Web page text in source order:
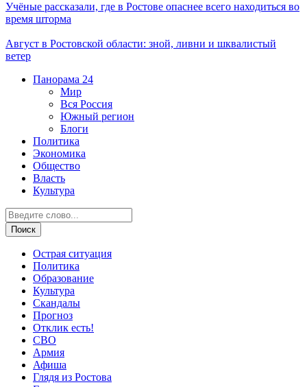
Учёные рассказали, где в Ростове опаснее всего находиться во
время шторма
Август в Ростовской области: зной, ливни и шквалистый
ветер
Панорама 24
Мир
Вся Россия
Южный регион
Блоги
Политика
Экономика
Общество
Власть
Культура
Острая ситуация
Политика
Образование
Культура
Скандалы
Прогноз
Отклик есть!
СВО
Армия
Афиша
Глядя из Ростова